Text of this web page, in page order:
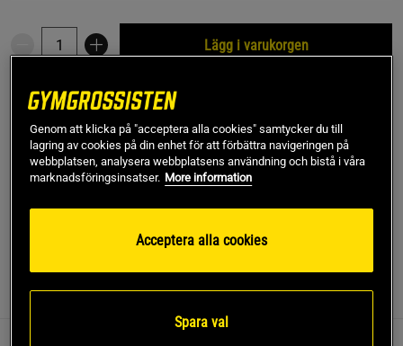
Lägg i varukorgen
Fri frakt över 499 kr Fri retur
SKU #GY8923R | EAN 4065426192445
Adipower Weightlifting 3 – Den senaste versionen av
Information Recensioner(1)
Genom att klicka på "acceptera alla cookies" samtycker du till
lagring av cookies på din enhet för att förbättra navigeringen på
webbplatsen, analysera webbplatsens användning och bistå i våra
marknadsföringsinsatser. More information
Acceptera alla cookies
Spara val